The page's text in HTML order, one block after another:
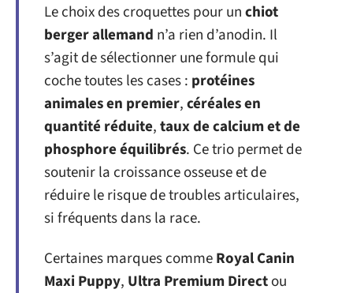
Le choix des croquettes pour unchiot
berger allemand n’a rien d’anodin. Il
s’agit de sélectionner une formule qui
coche toutes les cases : protéines
animales en premier,céréales en
quantité réduite,taux de calcium et de
phosphore équilibrés. Ce trio permet de
soutenir la croissance osseuse et de
réduire le risque de troubles articulaires,
si fréquents dans la race.
Certaines marques commeRoyal Canin
Maxi Puppy, Ultra Premium Directou